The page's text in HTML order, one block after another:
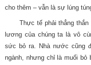
cho thêm – vẫn là sự lúng
Thực tế phải thẳng
lương của chúng ta là vô
sức bỏ ra. Nhà nước cũng
ngành, nhưng chỉ là muối